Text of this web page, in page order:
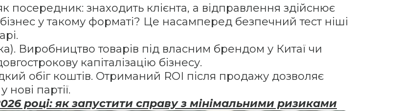
знаходить клієнта, а відправлення здійснює
у такому форматі? Це насамперед безпечний тест ніші
Виробництво товарів під власним брендом у Китаї чи
капіталізацію бізнесу.
обіг коштів. Отриманий ROI після продажу дозволяє
партії.
році: як запустити справу з мінімальними ризиками